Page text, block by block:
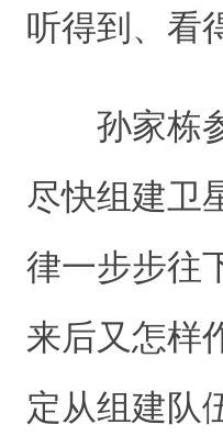
听得到、看
孙家栋参
尽快组建卫
律一步步往
来后又怎样
定从组建队